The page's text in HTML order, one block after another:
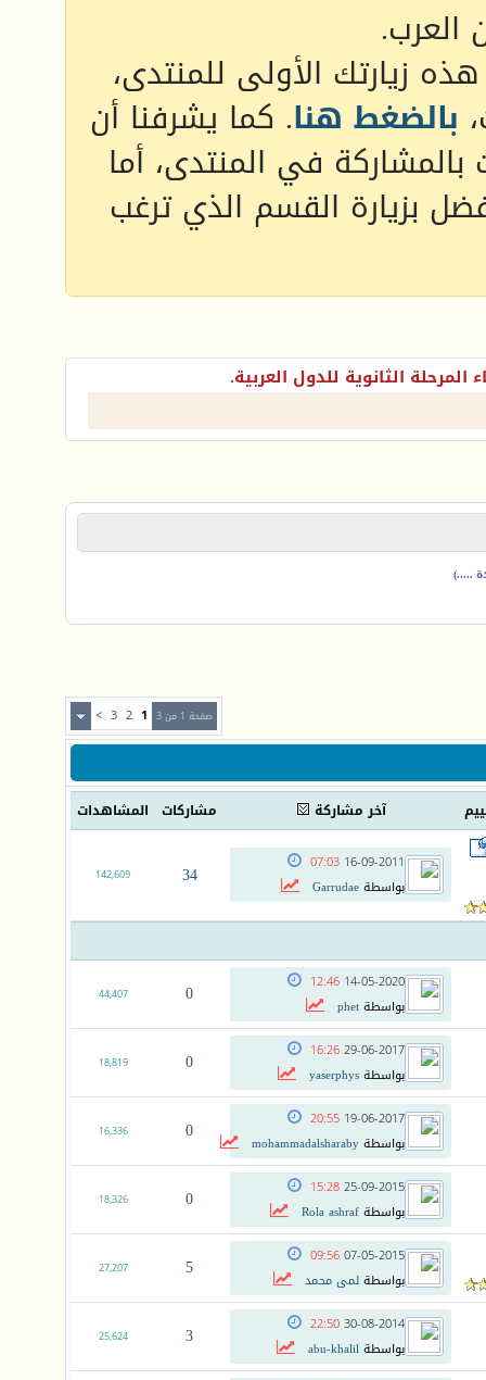
العرب.
زيارتك الأولى للمنتدى،
بالضغط هنا. كما يشرفنا أن
بالمشاركة في المنتدى، أما
بزيارة القسم الذي ترغب
المرحلة الثانوية للدول العربية.
.....)
صفحة 1 من 3 1
2
3
>
آخر مشاركة مشاركات المشاهدات
16-09-2011
07:03
بواسطةGarrudae
34
142,609
14-05-2020
12:46
بواسطةphet
0
44,407
29-06-2017
16:26
بواسطةyaserphys
0
18,819
19-06-2017
20:55
بواسطةmohammadalsharaby
0
16,336
25-09-2015
15:28
بواسطةRola ashraf
0
18,326
07-05-2015
09:56
بواسطةلمى محمد 5
27,207
30-08-2014
22:50
بواسطةabu-khalil
3
25,624